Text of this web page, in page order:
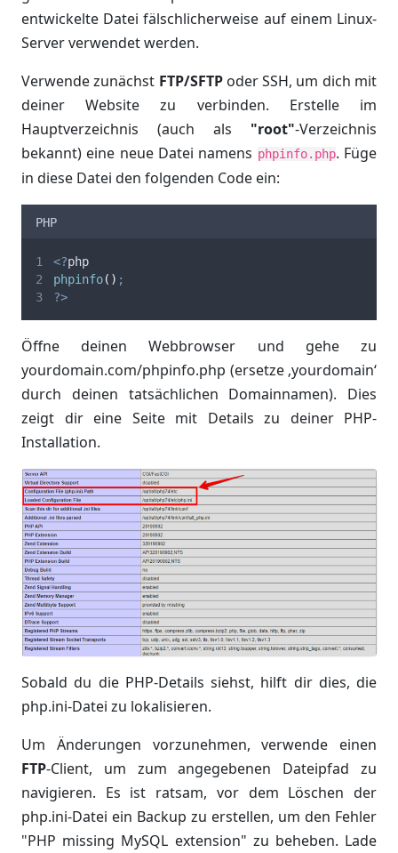
entwickelte Datei fälschlicherweise auf einem Linux-
Server verwendet werden.
Verwende zunächst FTP/SFTPoder SSH, um dich mit
deiner Website zu verbinden. Erstelle im
Hauptverzeichnis (auch als "root"-Verzeichnis
bekannt) eine neue Datei namens phpinfo.php. Füge
in diese Datei den folgenden Code ein:
PHP
<?php
phpinfo() ;
?>
Öffne deinen Webbrowser und gehe zu
yourdomain.com/phpinfo.php (ersetze ‚yourdomain‘
durch deinen tatsächlichen Domainnamen). Dies
zeigt dir eine Seite mit Details zu deiner PHP-
Installation.
Sobald du die PHP-Details siehst, hilft dir dies, die
php.ini-Datei zu lokalisieren.
Um Änderungen vorzunehmen, verwende einen
FTP-Client, um zum angegebenen Dateipfad zu
navigieren. Es ist ratsam, vor dem Löschen der
php.ini-Datei ein Backup zu erstellen, um den Fehler
"PHP missing MySQL extension" zu beheben. Lade